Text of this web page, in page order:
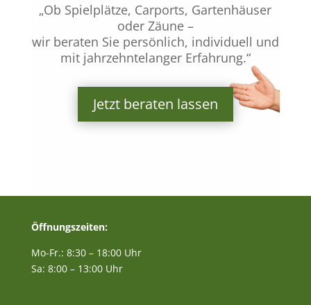
„Ob Spielplätze, Carports, Gartenhäuser
oder Zäune –
wir beraten Sie persönlich, individuell und
mit jahrzehntelanger Erfahrung.“
Jetzt beraten lassen
Öffnungszeiten:
Mo-Fr.: 8:30 – 18:00 Uhr
Sa: 8:00 – 13:00 Uhr